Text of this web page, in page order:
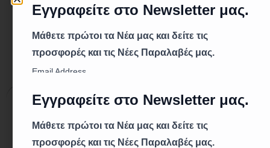
Περιγραφή
Περιγραφή
μηχανισμός κεραμικών δίσκων